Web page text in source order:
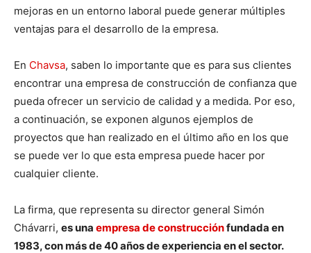
mejoras en un entorno laboral puede generar múltiples
ventajas para el desarrollo de la empresa.
En Chavsa, saben lo importante que es para sus clientes
encontrar una empresa de construcción de confianza que
pueda ofrecer un servicio de calidad y a medida. Por eso,
a continuación, se exponen algunos ejemplos de
proyectos que han realizado en el último año en los que
se puede ver lo que esta empresa puede hacer por
cualquier cliente.
La firma, que representa su director general Simón
Chávarri, es una empresa de construcciónfundada en
1983, con más de 40 años de experiencia en el sector.